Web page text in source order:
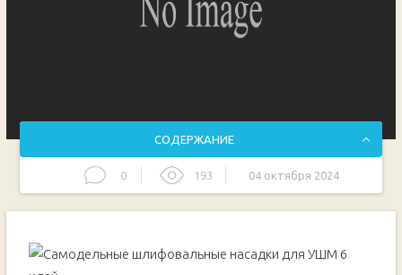
СОДЕРЖАНИЕ
0 193 04 октября 2024
Как сделать шлифовальный диск для болгарки